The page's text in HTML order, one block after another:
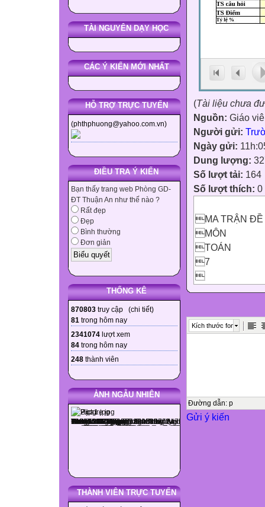
TÀI NGUYÊN DẠY HỌC
CÁC Ý KIẾN MỚI NHẤT
HỖ TRỢ TRỰC TUYẾN
(phthphuong@yahoo.com.vn)
ĐIỀU TRA Ý KIẾN
Bạn thấy trang web Phòng GD-
ĐT Thuận An như thế nào ?
Rất đẹp
Đẹp
Bình thường
Đơn giản
THỐNG KÊ
870803 truy cập (chi tiết)
81 trong hôm nay
2341074 lượt xem
84 trong hôm nay
248 thành viên
ẢNH NGẪU NHIÊN
THÀNH VIÊN TRỰC TUYẾN
(Tài liệu chưa
Nguồn: Giáo
Người gửi:
Ngày gửi:
Dung lượng:
Số lượt tải: 164
Số lượt thích: 0
MA TRẬN ĐỀ
MÔN
TOÁN
7






Kích thước font
Đường dẫn: p
Gửi ý kiến